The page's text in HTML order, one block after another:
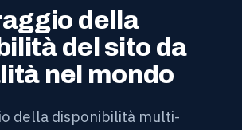
della
del sito da
nel mondo
della disponibilità multi-